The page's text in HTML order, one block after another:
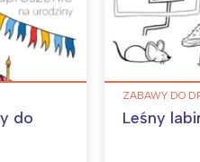
do
ZABAWY DO
Leśny